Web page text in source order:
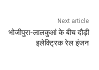
Next article
भोजीपुरा-लालकुआं के बीच दौड़ी
इलेक्ट्रिक रेल इंजन